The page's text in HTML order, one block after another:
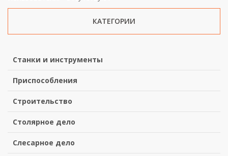
КАТЕГОРИИ
Станки и инструменты
Приспособления
Строительство
Столярное дело
Слесарное дело